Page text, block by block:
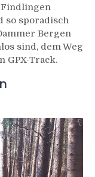
so sporadisch
Bergen
sind, dem Weg
GPX-Track.